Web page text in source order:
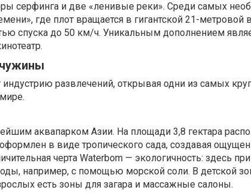
серфинга и две «ленивые реки». Среди самых
где плот вращается в гигантской 21-метровой
спуска до 50 км/ч. Уникальным дополнением
индустрию развлечений, открывая одни из самых
аквапарком Азии. На площади 3,8 гектара
в виде тропического сада, создавая
черта Waterbom — экологичность: здесь
например, с помощью морской соли. В детской
есть зоны для загара и массажные салоны.